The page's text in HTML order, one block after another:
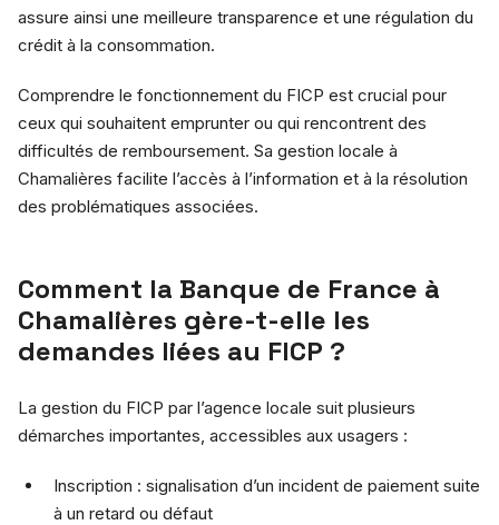
assure ainsi une meilleure transparence et une régulation du
crédit à la consommation.
Comprendre le fonctionnement du FICP est crucial pour
ceux qui souhaitent emprunter ou qui rencontrent des
difficultés de remboursement. Sa gestion locale à
Chamalières facilite l’accès à l’information et à la résolution
des problématiques associées.
Comment la Banque de France à
Chamalières gère-t-elle les
demandes liées au FICP ?
La gestion du FICP par l’agence locale suit plusieurs
démarches importantes, accessibles aux usagers :
Inscription : signalisation d’un incident de paiement suite
à un retard ou défaut